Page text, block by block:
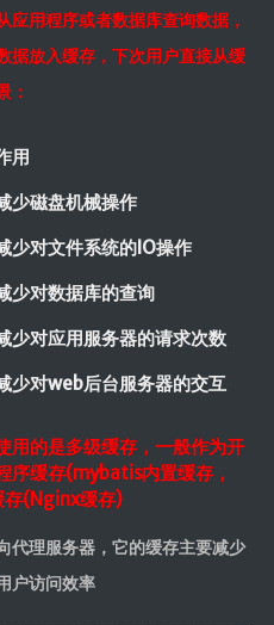
用程序或者数据库查询数据，
据放入缓存，下次用户直接从缓
：
用
少磁盘机械操作
少对文件系统的IO操作
少对数据库的查询
少对应用服务器的请求次数
少对web后台服务器的交互
用的是多级缓存，一般作为开
序缓存(mybatis内置缓存，
(Nginx缓存)
代理服务器，它的缓存主要减少
户访问效率